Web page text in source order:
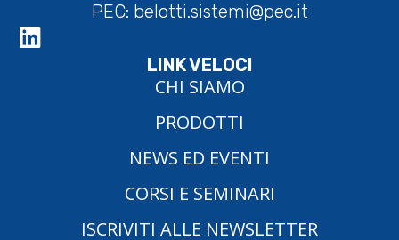
PEC: belotti.sistemi@pec.it
LINK VELOCI
CHI SIAMO
PRODOTTI
NEWS ED EVENTI
CORSI E SEMINARI
ISCRIVITI ALLE NEWSLETTER